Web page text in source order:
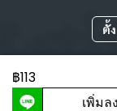
฿113
เพิ่มล
ตั้